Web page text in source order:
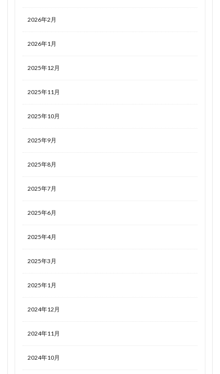
2026年2月
2026年1月
2025年12月
2025年11月
2025年10月
2025年9月
2025年8月
2025年7月
2025年6月
2025年4月
2025年3月
2025年1月
2024年12月
2024年11月
2024年10月